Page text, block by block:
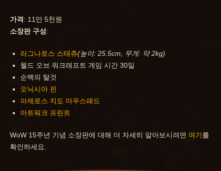
가격 : 11만 5천원
소장판 구성:
라그나로스 스태츄(높이: 25.5cm, 무게: 약 2kg)
월드 오브 워크래프트 게임 시간 30일
순백의 탈것
오닉시아 핀
아제로스 지도 마우스패드
아트워크 프린트
WoW 15주년 기념 소장판에 대해 더 자세히 알아보시려면 여기를
확인하세요.